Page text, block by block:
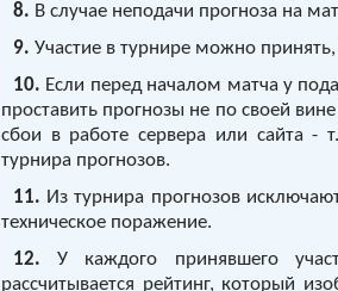
8. В случае неподачи прогноза на
9. Участие в турнире можно
10. Если перед началом матча у
проставить прогнозы не по своей вине
сбои в работе сервера или сайта -
турнира прогнозов.
11. Из турнира прогнозов
техническое поражение.
12. У каждого принявшего
рассчитывается рейтинг, который